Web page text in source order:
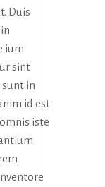
Duis
ium
sint
in
id est
iste